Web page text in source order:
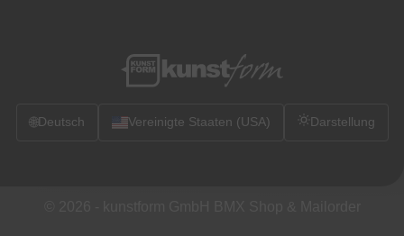
🌐Deutsch Vereinigte Staaten (USA) Darstellung